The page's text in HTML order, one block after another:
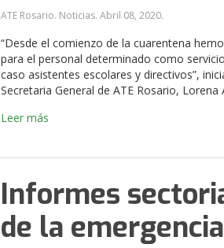
ATE Rosario. Noticias.Abril 08, 2020.
“Desde el comienzo de la cuarentena
para el personal determinado como
caso asistentes escolares y directivos”,
Secretaria General de ATE Rosario, Lorena
Leer más
Informes
de la